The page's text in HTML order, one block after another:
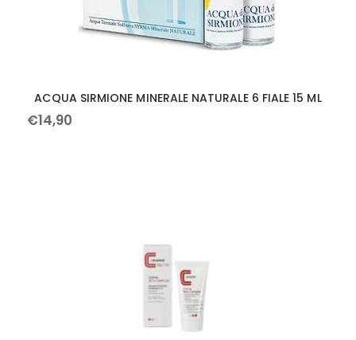
ACQUA SIRMIONE MINERALE NATURALE 6 FIALE 15 ML
€14,90